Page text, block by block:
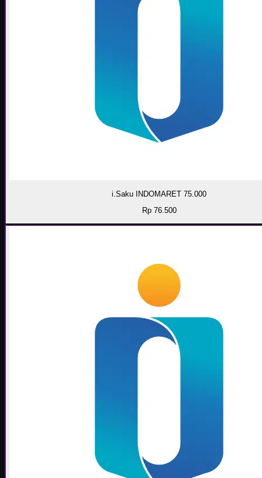
i.Saku INDOMARET 75.000
Rp 76.500